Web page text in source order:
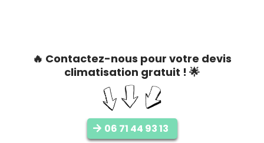
🔥 Contactez-nous pour votre devis
climatisation gratuit ! 🌟
06 71 44 93 13